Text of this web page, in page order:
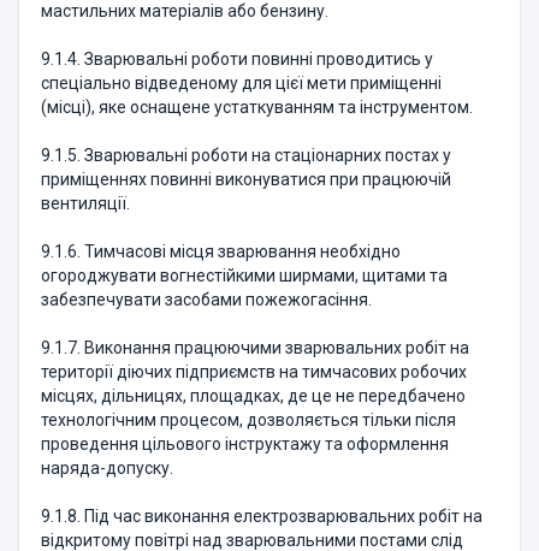
мастильних матеріалів або бензину.
9.1.4. Зварювальні роботи повинні проводитись у
спеціально відведеному для цієї мети приміщенні
(місці), яке оснащене устаткуванням та інструментом.
9.1.5. Зварювальні роботи на стаціонарних постах у
приміщеннях повинні виконуватися при працюючій
вентиляції.
9.1.6. Тимчасові місця зварювання необхідно
огороджувати вогнестійкими ширмами, щитами та
забезпечувати засобами пожежогасіння.
9.1.7. Виконання працюючими зварювальних робіт на
території діючих підприємств на тимчасових робочих
місцях, дільницях, площадках, де це не передбачено
технологічним процесом, дозволяється тільки після
проведення цільового інструктажу та оформлення
наряда-допуску.
9.1.8. Під час виконання електрозварювальних робіт на
відкритому повітрі над зварювальними постами слід